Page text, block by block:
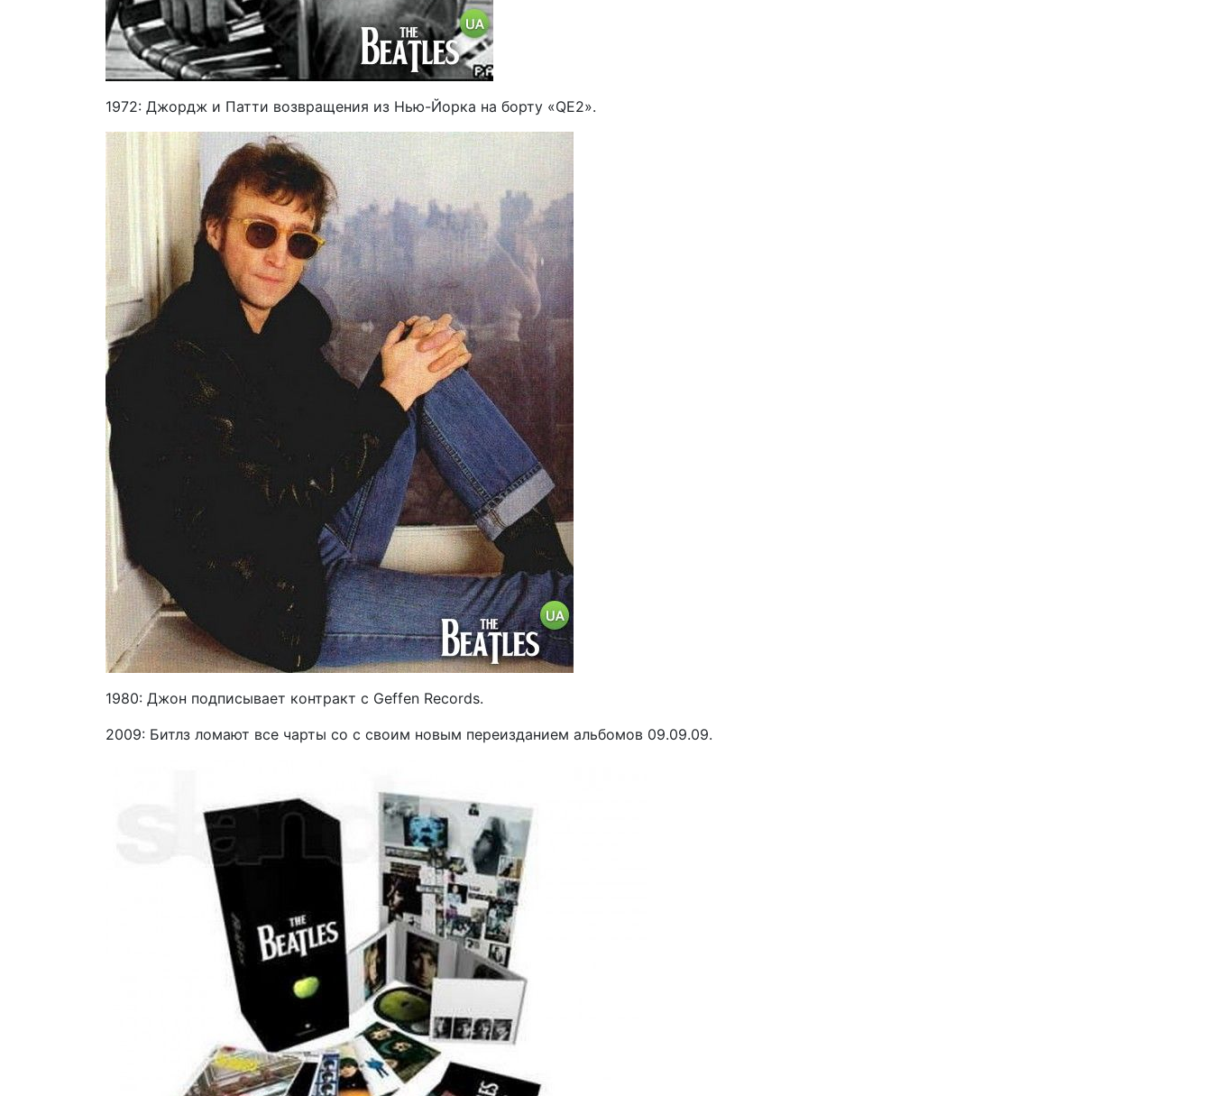
1972: Джордж и Патти возвращения из Нью-Йорка на борту «QE2».
1980: Джон подписывает контракт с Geffen Records.
2009: Битлз ломают все чарты со с своим новым переизданием альбомов 09.09.09.